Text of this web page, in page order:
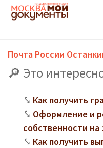
Почта России
Это
Как получить
Оформление и
собственности
Как получить